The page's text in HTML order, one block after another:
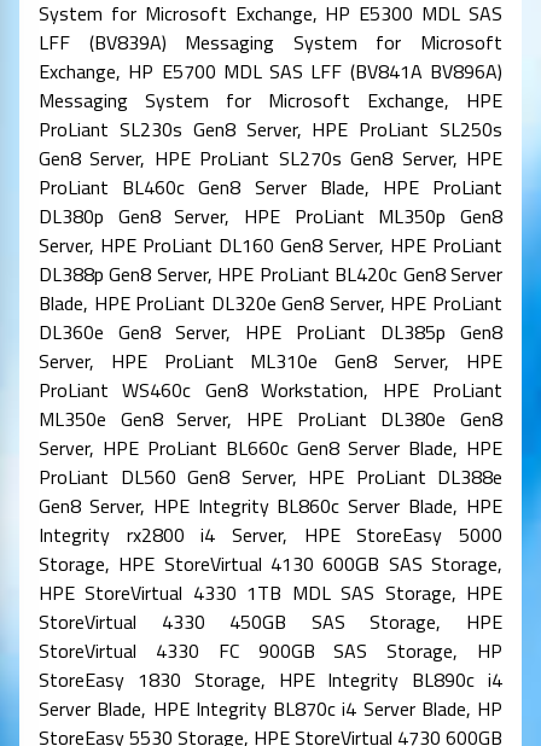
System for Microsoft Exchange, HP E5300 MDL SAS
LFF (BV839A) Messaging System for Microsoft
Exchange, HP E5700 MDL SAS LFF (BV841A BV896A)
Messaging System for Microsoft Exchange, HPE
ProLiant SL230s Gen8 Server, HPE ProLiant SL250s
Gen8 Server, HPE ProLiant SL270s Gen8 Server, HPE
ProLiant BL460c Gen8 Server Blade, HPE ProLiant
DL380p Gen8 Server, HPE ProLiant ML350p Gen8
Server, HPE ProLiant DL160 Gen8 Server, HPE ProLiant
DL388p Gen8 Server, HPE ProLiant BL420c Gen8 Server
Blade, HPE ProLiant DL320e Gen8 Server, HPE ProLiant
DL360e Gen8 Server, HPE ProLiant DL385p Gen8
Server, HPE ProLiant ML310e Gen8 Server, HPE
ProLiant WS460c Gen8 Workstation, HPE ProLiant
ML350e Gen8 Server, HPE ProLiant DL380e Gen8
Server, HPE ProLiant BL660c Gen8 Server Blade, HPE
ProLiant DL560 Gen8 Server, HPE ProLiant DL388e
Gen8 Server, HPE Integrity BL860c Server Blade, HPE
Integrity rx2800 i4 Server, HPE StoreEasy 5000
Storage, HPE StoreVirtual 4130 600GB SAS Storage,
HPE StoreVirtual 4330 1TB MDL SAS Storage, HPE
StoreVirtual 4330 450GB SAS Storage, HPE
StoreVirtual 4330 FC 900GB SAS Storage, HP
StoreEasy 1830 Storage, HPE Integrity BL890c i4
Server Blade, HPE Integrity BL870c i4 Server Blade, HP
StoreEasy 5530 Storage, HPE StoreVirtual 4730 600GB